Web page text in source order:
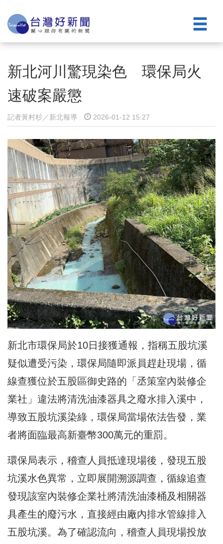
新北河川驚現染色 環保局火
速破案嚴懲
記者黃村杉／新北報導 2026-01-12 15:27
新北市環保局於10日接獲通報，指稱五股坑溪
疑似遭受污染，環保局隨即派員趕赴現場，循
線查獲位於五股區御史路的「丞策室內裝修企
業社」違法將清洗油漆器具之廢水排入溪中，
導致五股坑溪染綠，環保局當場依法告發，業
者將面臨最高新臺幣300萬元的重罰。
環保局表示，稽查人員抵達現場後，發現五股
坑溪水色異常，立即展開溯源調查，循線追查
發現該室內裝修企業社將清洗油漆桶及相關器
具產生的廢污水，直接經由廠內排水管線排入
五股坑溪。為了確認流向，稽查人員現場投放